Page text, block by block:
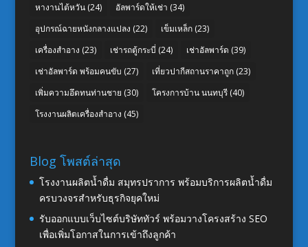
หางานไต้หวัน(24) อัลพาร์ดให้เช่า (34)
อุปกรณ์ฉายหนังกลางแปลง (22) เข็มเหล็ก(23)
เครื่องสำอาง (23) เช่ารถตู้กระบี่ (24) เช่าอัลพาร์ด (39)
เช่าอัลพาร์ด พร้อมคนขับ (27) เที่ยวปากีสถานราคาถูก(23)
เพิ่มความอึดทนท่านชาย (30) โครงการบ้าน นนทบุรี(40)
โรงงานผลิตเครื่องสำอาง (45)
Blog โพสต์ล่าสุด
โรงงานผลิตน้ำดื่ม สมุทรปราการ พร้อมบริการผลิตน้ำดื่ม
ครบวงจรสำหรับธุรกิจยุคใหม่
รับออกแบบเว็บไซต์บริษัททัวร์ พร้อมวางโครงสร้าง SEO
เพื่อเพิ่มโอกาสในการเข้าถึงลูกค้า